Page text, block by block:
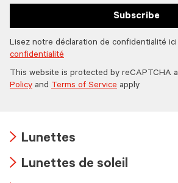
Subscribe
Lisez notre déclaration de confidentialité ici
confidentialité
This website is protected by reCAPTCHA
Policy and Terms of Service apply
icon
Lunettes
Lunettes de soleil